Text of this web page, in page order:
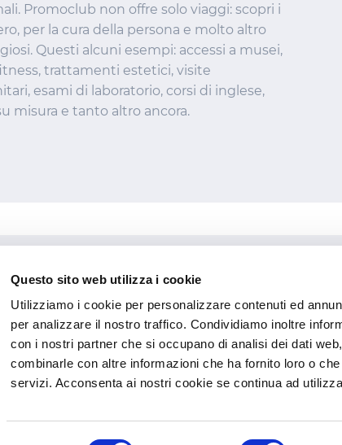
Questo sito web utilizza i cookie
Utilizziamo i cookie per personalizzare contenuti ed
per analizzare il nostro traffico. Condividiamo inoltre
con i nostri partner che si occupano di analisi dei dati
combinarle con altre informazioni che ha fornito loro o
servizi. Acconsenta ai nostri cookie se continua ad
Promoclub non offre solo viaggi: scopri i
per la cura della persona e molto altro
Questi alcuni esempi: accessi a musei,
trattamenti estetici, visite
esami di laboratorio, corsi di inglese,
misura e tanto altro ancora.
Prodotti
Viaggi & servizi